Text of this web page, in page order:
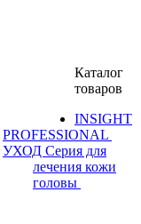
Каталог
товаров
INSIGHT
PROFESSIONAL
УХОД Серия для
лечения кожи
головы